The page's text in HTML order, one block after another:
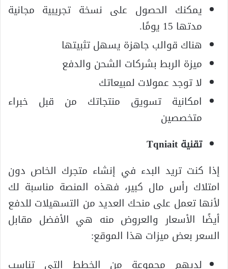
يمكنك الحصول على نسخة تجريبية مجانية
مدتها 15 يومًا.
هناك قوالب جاهزة يسهل تثبيتها
ميزة الربط بشركات الشحن والدفع
لا توجد عمولات لمبيعاتك
امكانية تسويق منتجاتك من قبل خبراء
متخصصين
تقنيةTqniait
إذا كنت تريد البدء في إنشاء متجرك الخاص دون
امتلاك رأس مال كبير، فهذه المنصة مناسبة لك
لأنها تعمل على منحك العديد من التسهيلات للدفع
أيضًا الأسعار والعروض منه هي الأفضل مقابل
السعر بعض ميزات هذا الموقع:
لديهم مجموعة من الخطط التي تناسب